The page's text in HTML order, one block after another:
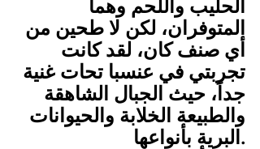
الحليب واللحم وهما
المتوفران، لكن لا طحين من
أي صنف كان، لقد كانت
تجربتي في عنسبا تحات غنية
جداً، حيث الجبال الشاهقة
والطبيعة الخلابة والحيوانات
البرية بأنواعها.